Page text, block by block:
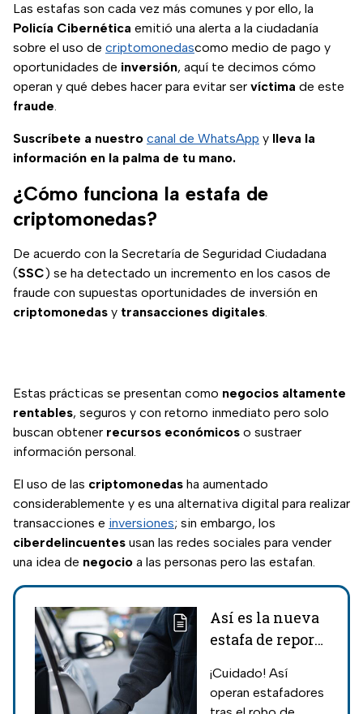
Las estafas son cada vez más comunes y por ello, la
Policía Cibernética emitió una alerta a la ciudadanía
sobre el uso de criptomonedascomo medio de pago y
oportunidades de inversión, aquí te decimos cómo
operan y qué debes hacer para evitar ser víctima de este
fraude.
Suscríbete a nuestro canal de WhatsApp y lleva la
información en la palma de tu mano.
¿Cómo funciona la estafa de
criptomonedas?
De acuerdo con la Secretaría de Seguridad Ciudadana
(SSC) se ha detectado un incremento en los casos de
fraude con supuestas oportunidades de inversión en
criptomonedas y transacciones digitales.
Estas prácticas se presentan como negocios altamente
rentables, seguros y con retorno inmediato pero solo
buscan obtener recursos económicos o sustraer
información personal.
El uso de las criptomonedas ha aumentado
considerablemente y es una alternativa digital para realizar
transacciones e inversiones; sin embargo, los
ciberdelincuentes usan las redes sociales para vender
una idea de negocio a las personas pero las estafan.
Así es la nueva
estafa de reporte
robado en CDMX
¡Cuidado! Así
operan estafadores